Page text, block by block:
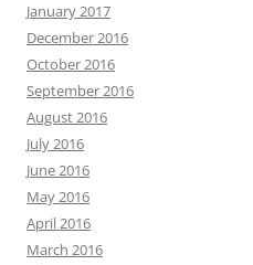
January 2017
December 2016
October 2016
September 2016
August 2016
July 2016
June 2016
May 2016
April 2016
March 2016